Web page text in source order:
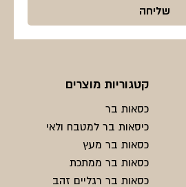
קטגוריות מוצרים
כסאות בר
כיסאות בר למטבח ולאי
כסאות בר מעץ
כסאות בר ממתכת
כסאות בר רגליים זהב